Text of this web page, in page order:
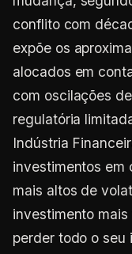
conflito com
expõe os
alocados em
com oscilações
regulatória
Indústria
investimentos em
mais altos de
investimento
perder todo o